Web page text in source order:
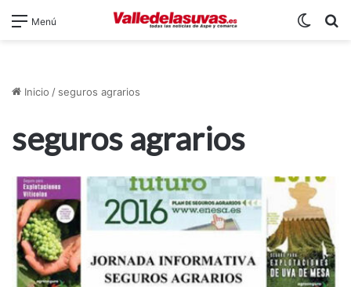
Menú
Inicio / seguros agrarios
seguros agrarios